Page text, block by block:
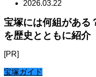
2026.03.22
宝塚には何組がある
を歴史とともに紹介
[PR]
宝塚ガイド